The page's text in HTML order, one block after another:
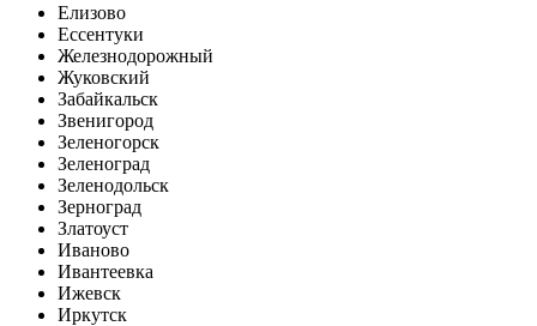
Елизово
Ессентуки
Железнодорожный
Жуковский
Забайкальск
Звенигород
Зеленогорск
Зеленоград
Зеленодольск
Зерноград
Златоуст
Иваново
Ивантеевка
Ижевск
Иркутск